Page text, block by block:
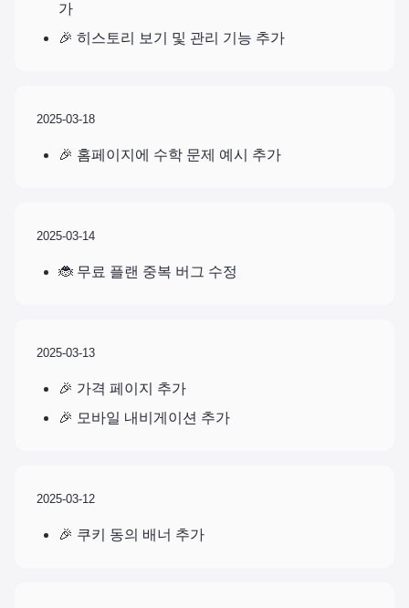
가
🎉 히스토리 보기 및 관리 기능 추가
2025-03-18
🎉 홈페이지에 수학 문제 예시 추가
2025-03-14
🐞 무료 플랜 중복 버그 수정
2025-03-13
🎉 가격 페이지 추가
🎉 모바일 내비게이션 추가
2025-03-12
🎉 쿠키 동의 배너 추가